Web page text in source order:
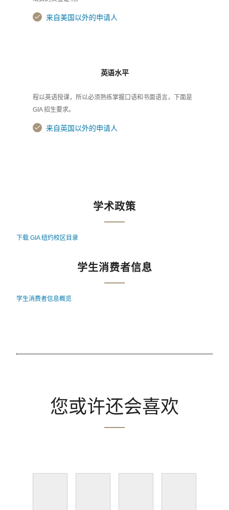
来自美国以外的申请人
英语水平
程以英语授课，所以必须熟练掌握口语和书面语言，下面是
GIA 招生要求。
来自英国以外的申请人
学术政策
下载 GIA 纽约校区目录
学生消费者信息
学生消费者信息概览
您或许还会喜欢